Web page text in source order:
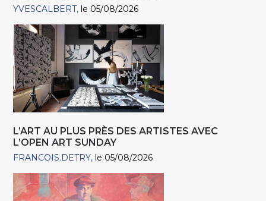
YVESCALBERT le 05/08/2026
L’ART AU PLUS PRÈS DES ARTISTES AVEC
L’OPEN ART SUNDAY
FRANCOIS.DETRY le 05/08/2026